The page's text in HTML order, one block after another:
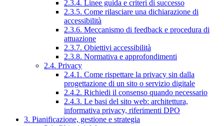
2.3.4. Linee guida e criteri di successo
2.3.5. Come rilasciare una dichiarazione di
accessibilità
2.3.6. Meccanismo di feedback e procedura di
attuazione
2.3.7. Obiettivi accessibilità
2.3.8. Normativa e approfondimenti
2.4. Privacy
2.4.1. Come rispettare la privacy sin dalla
progettazione di un sito o servizio digitale
2.4.2. Richiedi il consenso quando necessario
2.4.3. Le basi del sito web: architettura,
informativa privacy, riferimenti DPO
3. Pianificazione, gestione e strategia